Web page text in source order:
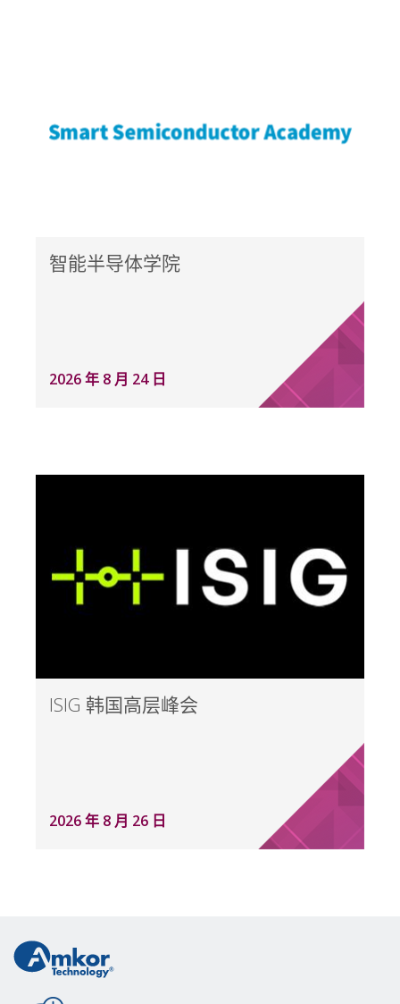
智能半导体学院
2026 年 8 月 24 日
ISIG 韩国高层峰会
2026 年 8 月 26 日